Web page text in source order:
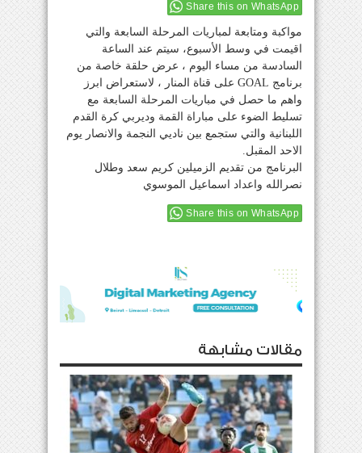
Share this on WhatsApp
مواكبة ومتابعة لمباريات المرحلة السابعة والتي
اقيمت في وسط الأسبوع، سيتم عند الساعة
السادسة من مساء اليوم ، عرض حلقة خاصة من
برنامج GOAL على قناة المنار ، لاستعراض ابرز
واهم ما حصل في مباريات المرحلة السابعة مع
تسليط الضوء على مباراة القمة وديربي كرة القدم
اللبنانية والتي ستجمع بين ناديي النجمة والانصار يوم
الاحد المقبل.
البرنامج من تقديم الزميلين كريم سعد وطلال
نصرالله واعداد اسماعيل الموسوي
Share this on WhatsApp
مقالات مشابهة